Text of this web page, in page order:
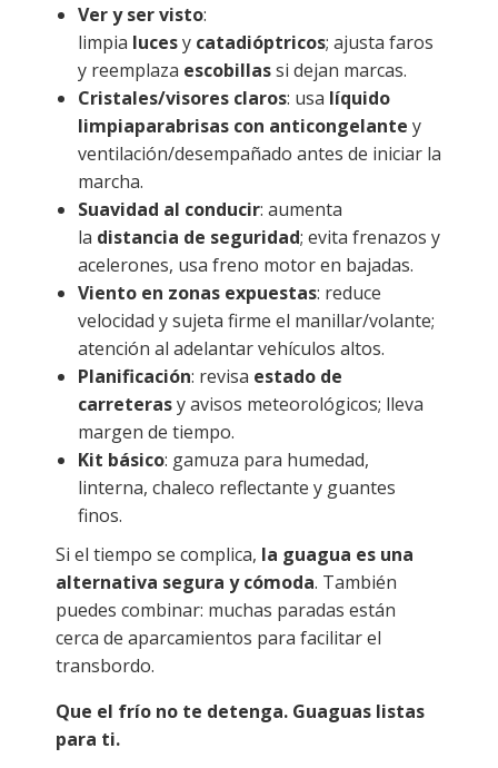
Ver y ser visto:
limpia lucesy catadióptricos; ajusta faros
y reemplaza escobillassi dejan marcas.
Cristales/visores claros: usa líquido
limpiaparabrisas con anticongelante y
ventilación/desempañado antes de iniciar la
marcha.
Suavidad al conducir: aumenta
la distancia de seguridad; evita frenazos y
acelerones, usa freno motor en bajadas.
Viento en zonas expuestas: reduce
velocidad y sujeta firme el manillar/volante;
atención al adelantar vehículos altos.
Planificación: revisa estado de
carreterasy avisos meteorológicos; lleva
margen de tiempo.
Kit básico: gamuza para humedad,
linterna, chaleco reflectante y guantes
finos.
Si el tiempo se complica, la guagua es una
alternativa segura y cómoda. También
puedes combinar: muchas paradas están
cerca de aparcamientos para facilitar el
transbordo.
Que el frío no te detenga. Guaguas listas
para ti.